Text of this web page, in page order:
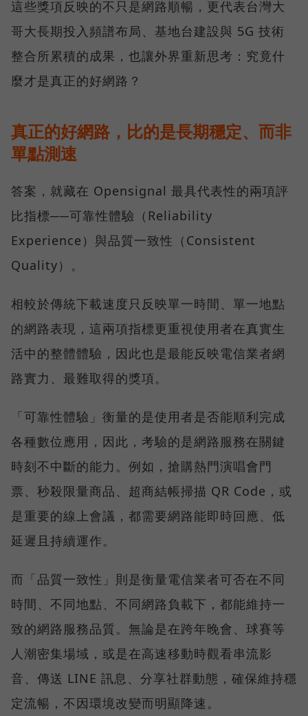
這些獎項反映的不只是網路順暢，更代表台灣大
哥大長期投入頻譜布局、基地台建設與 5G 技術
整合所累積的成果，也讓外界重新思考：究竟什
麼才是真正的好網路？
真正的好網路，比的是長期穩定、而非
單點測速
答案，就藏在 Opensignal 最具代表性的兩項評
比指標──可靠性體驗（Reliability
Experience）與品質一致性（Consistent
Quality）。
相較於傳統下載速度只反映單一時間、單一地點
的網路表現，這兩項指標更重視使用者在真實生
活中的整體體驗，因此也是最能反映電信業者網
路實力、最難取得的獎項。
「可靠性體驗」衡量的是使用者是否能順利完成
各種數位應用，因此，考驗的是網路服務在關鍵
時刻不中斷的能力。例如，搶購熱門演唱會門
票、秒殺限量商品、超商結帳掃描 QR Code，或
是重要的線上會議，都需要網路能即時回應、低
延遲且持續運作。
而「品質一致性」則是衡量電信業者可否在不同
時間、不同地點、不同網路負載下，都能維持一
致的網路服務品質。無論是在跨年晚會、球賽等
人潮密集場域，或是在高速移動時觀看串流影
音、傳送 LINE 訊息、分享社群動態，確保維持穩
定流暢，不因環境改變而明顯降速。